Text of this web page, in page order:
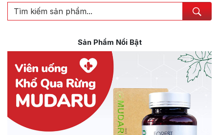
Sản Phẩm Nổi Bật